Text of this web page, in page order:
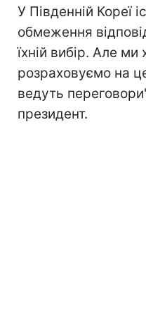
У Південній Кореї
обмеження
їхній вибір. Але ми
розраховуємо на
ведуть
президент.